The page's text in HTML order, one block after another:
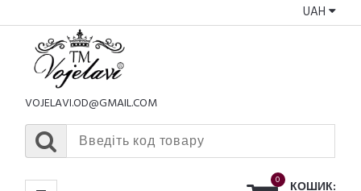
UAH
VOJELAVI.OD@GMAIL.COM
0
МЕНЮ